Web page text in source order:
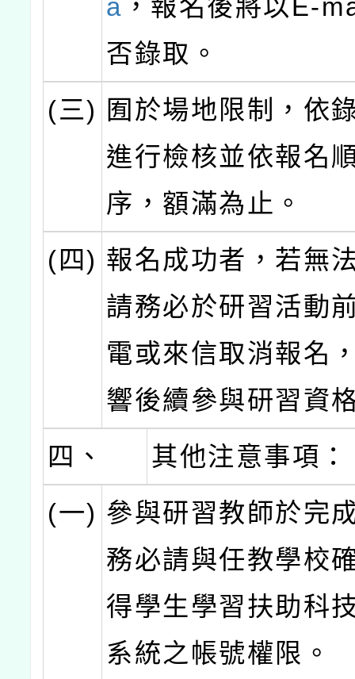
a ，報名後將以E-
否錄取。
(三) 囿於場地限制，依
進行檢核並依報名
序，額滿為止。
(四) 報名成功者，若無
請務必於研習活動
電或來信取消報名
響後續參與研習資
四、
其他注意事項：
(一) 參與研習教師於完
務必請與任教學校
得學生學習扶助科
系統之帳號權限。